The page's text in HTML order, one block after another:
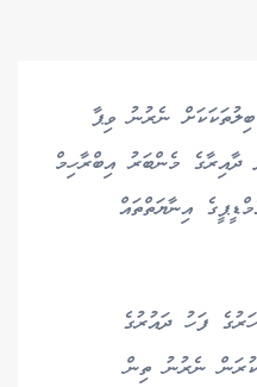
ނެރުނު ވިޕާ
މެންބަރު އިބްރާހިމް
އިނާޔަތްތައް
ފަހު ދައުރުގެ
ނެރުނު ތިން